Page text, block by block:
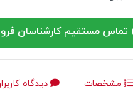
تماس مستقیم کارشناسان
مشخصات
دیدگاه